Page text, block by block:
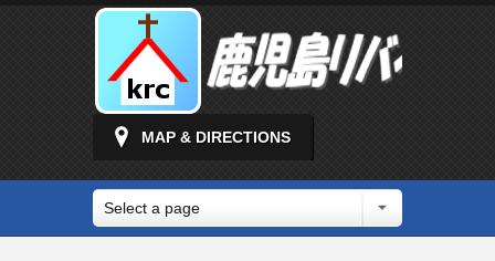
MAP & DIRECTIONS
Select a page